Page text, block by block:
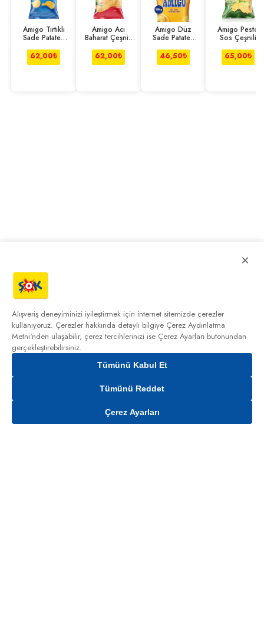
Gelince Haber Ver
Amigo Tırtıklı
Sade Patates
62,00₺
Amigo Acı
Baharat Çeşnili
200 g
62,00₺
Amigo Düz
Sade Patates
46,50₺
Amigo Pesto
Sos Çeşnili
200 g
65,00₺
×
Alışveriş deneyiminizi iyileştirmek için internet sitemizde çerezler
kullanıyoruz. Çerezler hakkında detaylı bilgiye Çerez Aydınlatma
Metni'nden ulaşabilir, çerez tercihlerinizi ise Çerez Ayarları butonundan
gerçekleştirebilirsiniz.
Tümünü Kabul Et
Tümünü Reddet
Çerez Ayarları